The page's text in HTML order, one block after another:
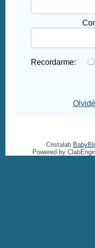
Recordarme:
Cristalab
Powered by